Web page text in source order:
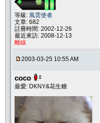
等級: 風雲使者
文章: 682
註冊時間: 2002-12-26
最近來訪: 2008-12-13
離線
2003-03-25 10:55 AM
coco
最愛: DKNY&花生糖